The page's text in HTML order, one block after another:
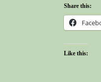
Share this:
Like this: